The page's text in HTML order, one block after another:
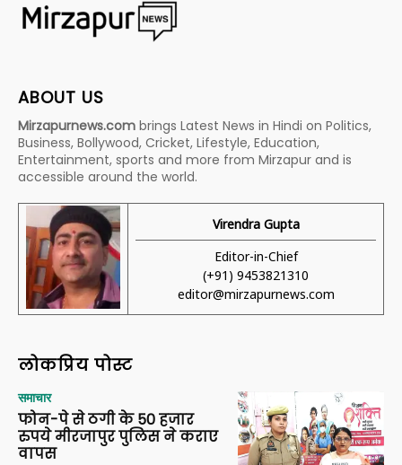
ABOUT US
Mirzapurnews.com brings Latest News in Hindi on Politics,
Business, Bollywood, Cricket, Lifestyle, Education,
Entertainment, sports and more from Mirzapur and is
accessible around the world.
Virendra Gupta
Editor-in-Chief
(+91) 9453821310
editor@mirzapurnews.com
लोकप्रिय पोस्ट
समाचार
फोन-पे से ठगी के 50 हजार
रुपये मीरजापुर पुलिस ने कराए
वापस